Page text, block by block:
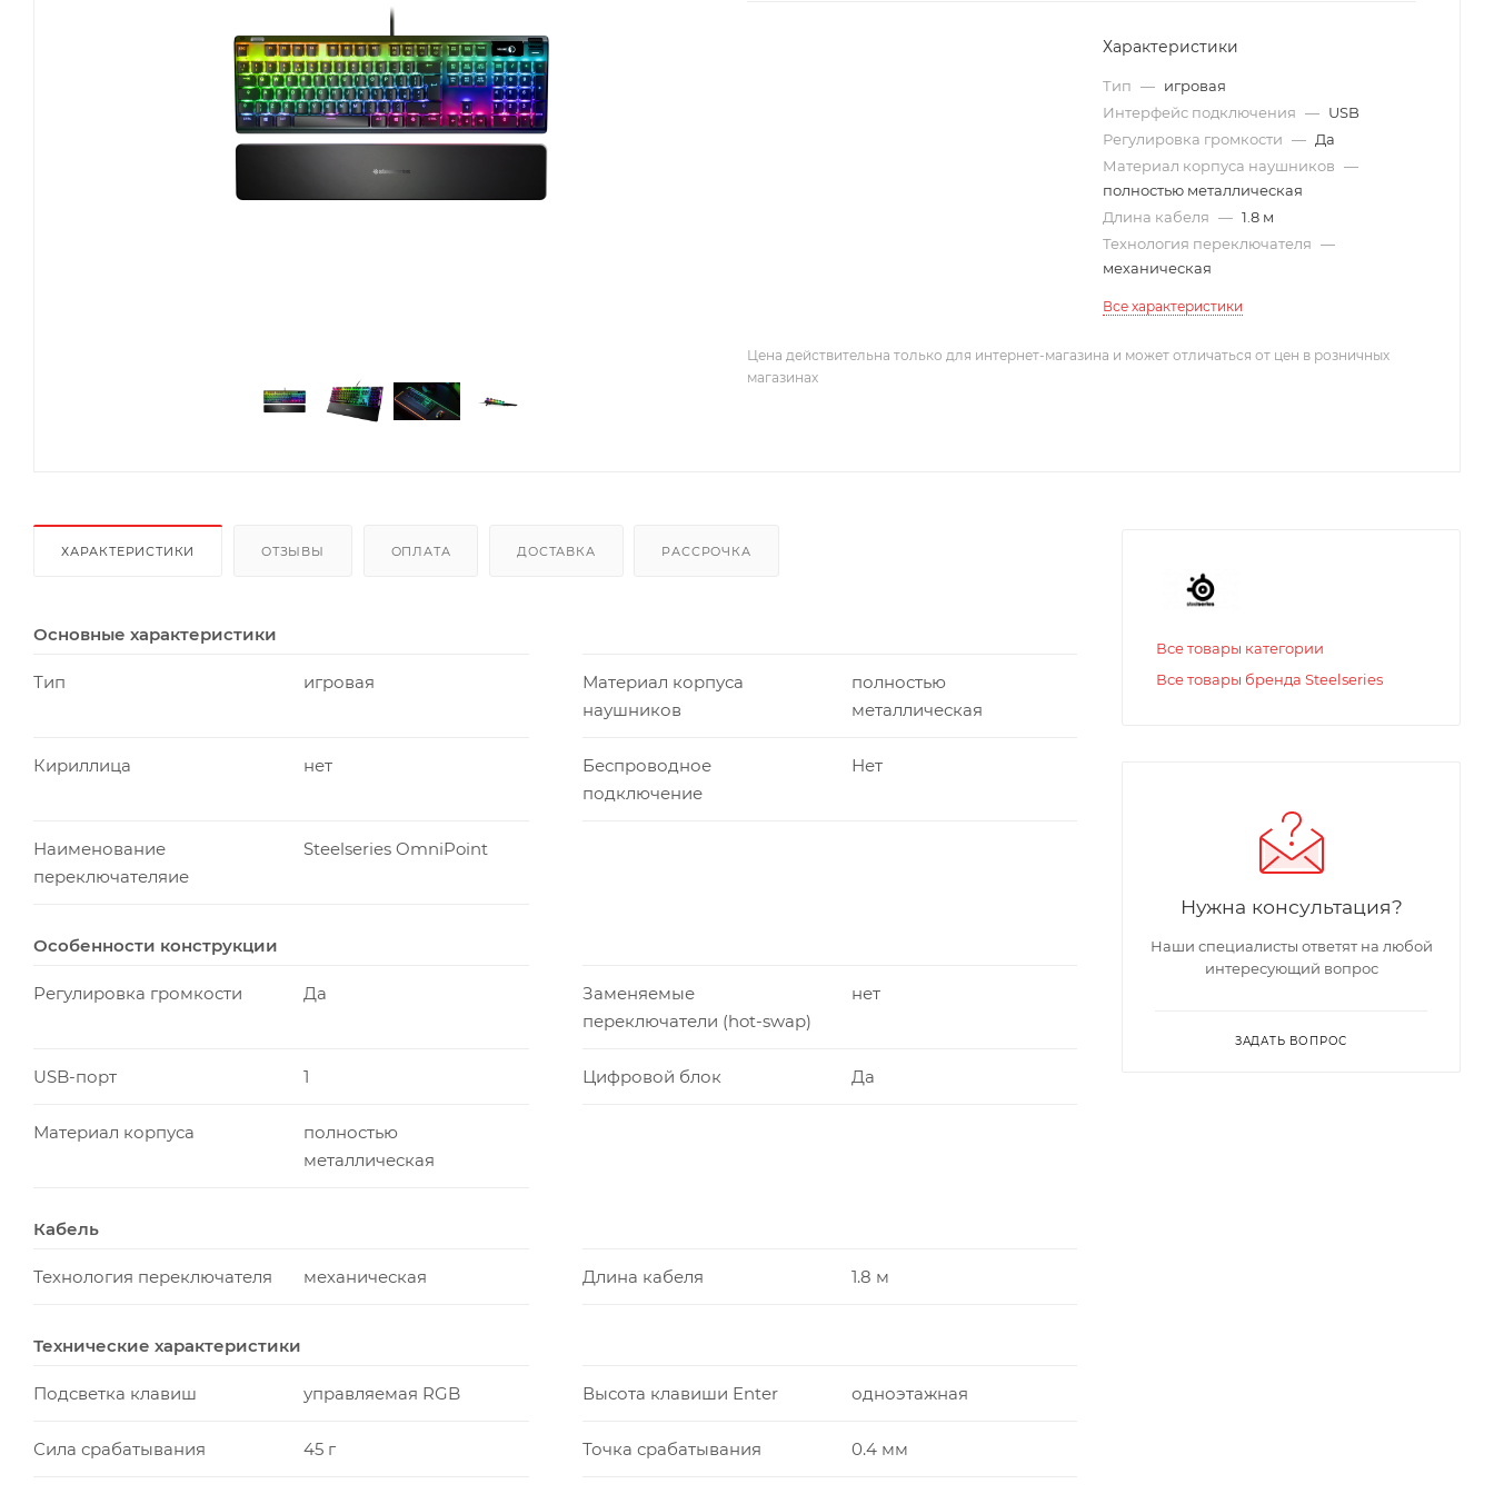
Характеристики
Тип — игровая
Интерфейс подключения — USB
Регулировка громкости — Да
Материал корпуса наушников —
полностью металлическая
Длина кабеля — 1.8 м
Технология переключателя —
механическая
Все характеристики
Цена действительна только для интернет-магазина и может отличаться от цен в розничных
магазинах
ХАРАКТЕРИСТИКИ ОТЗЫВЫ ОПЛАТА ДОСТАВКА РАССРОЧКА
Основные характеристики
Тип игровая
Материал корпуса
наушников
полностью
металлическая
Кириллица нет
Беспроводное
подключение
Нет
Наименование
переключателяие
Steelseries OmniPoint
Особенности конструкции
Регулировка громкости Да
Заменяемые
переключатели (hot-swap)
нет
USB-порт 1 Цифровой блок Да
Материал корпуса
полностью
металлическая
Кабель
Технология переключателя механическая Длина кабеля 1.8 м
Технические характеристики
Подсветка клавиш управляемая RGB Высота клавиши Enter одноэтажная
Сила срабатывания 45 г Точка срабатывания 0.4 мм
Все товары категории
Все товары бренда Steelseries
Нужна консультация?
Наши специалисты ответят на любой
интересующий вопрос
ЗАДАТЬ ВОПРОС